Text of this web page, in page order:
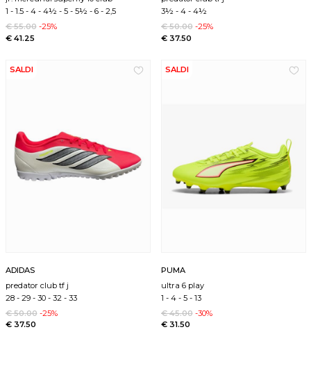
1 -1.5 -4 -4½ -5 -5½ -6 -2,5
€ 55.00 -25%
€ 41.25
3½ -4 -4½
€ 50.00 -25%
€ 37.50
SALDI
ADIDAS
predator club tf j
28 -29 -30 -32 -33
€ 50.00 -25%
€ 37.50
SALDI
PUMA
ultra 6 play
1 -4 -5 -13
€ 45.00 -30%
€ 31.50